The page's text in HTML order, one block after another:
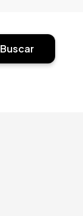
Buscar